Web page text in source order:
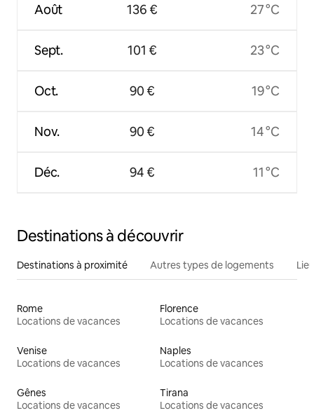
Août
Sept.
Oct.
Nov.
Déc.
136 €
101 €
90 €
90 €
94 €
27 °C
23 °C
19 °C
14 °C
11 °C
Destinations à découvrir
Destinations à proximité Autres types de logements
Rome
Locations de vacances
Florence
Locations de vacances
Venise
Locations de vacances
Naples
Locations de vacances
Gênes
Locations de vacances
Tirana
Locations de vacances